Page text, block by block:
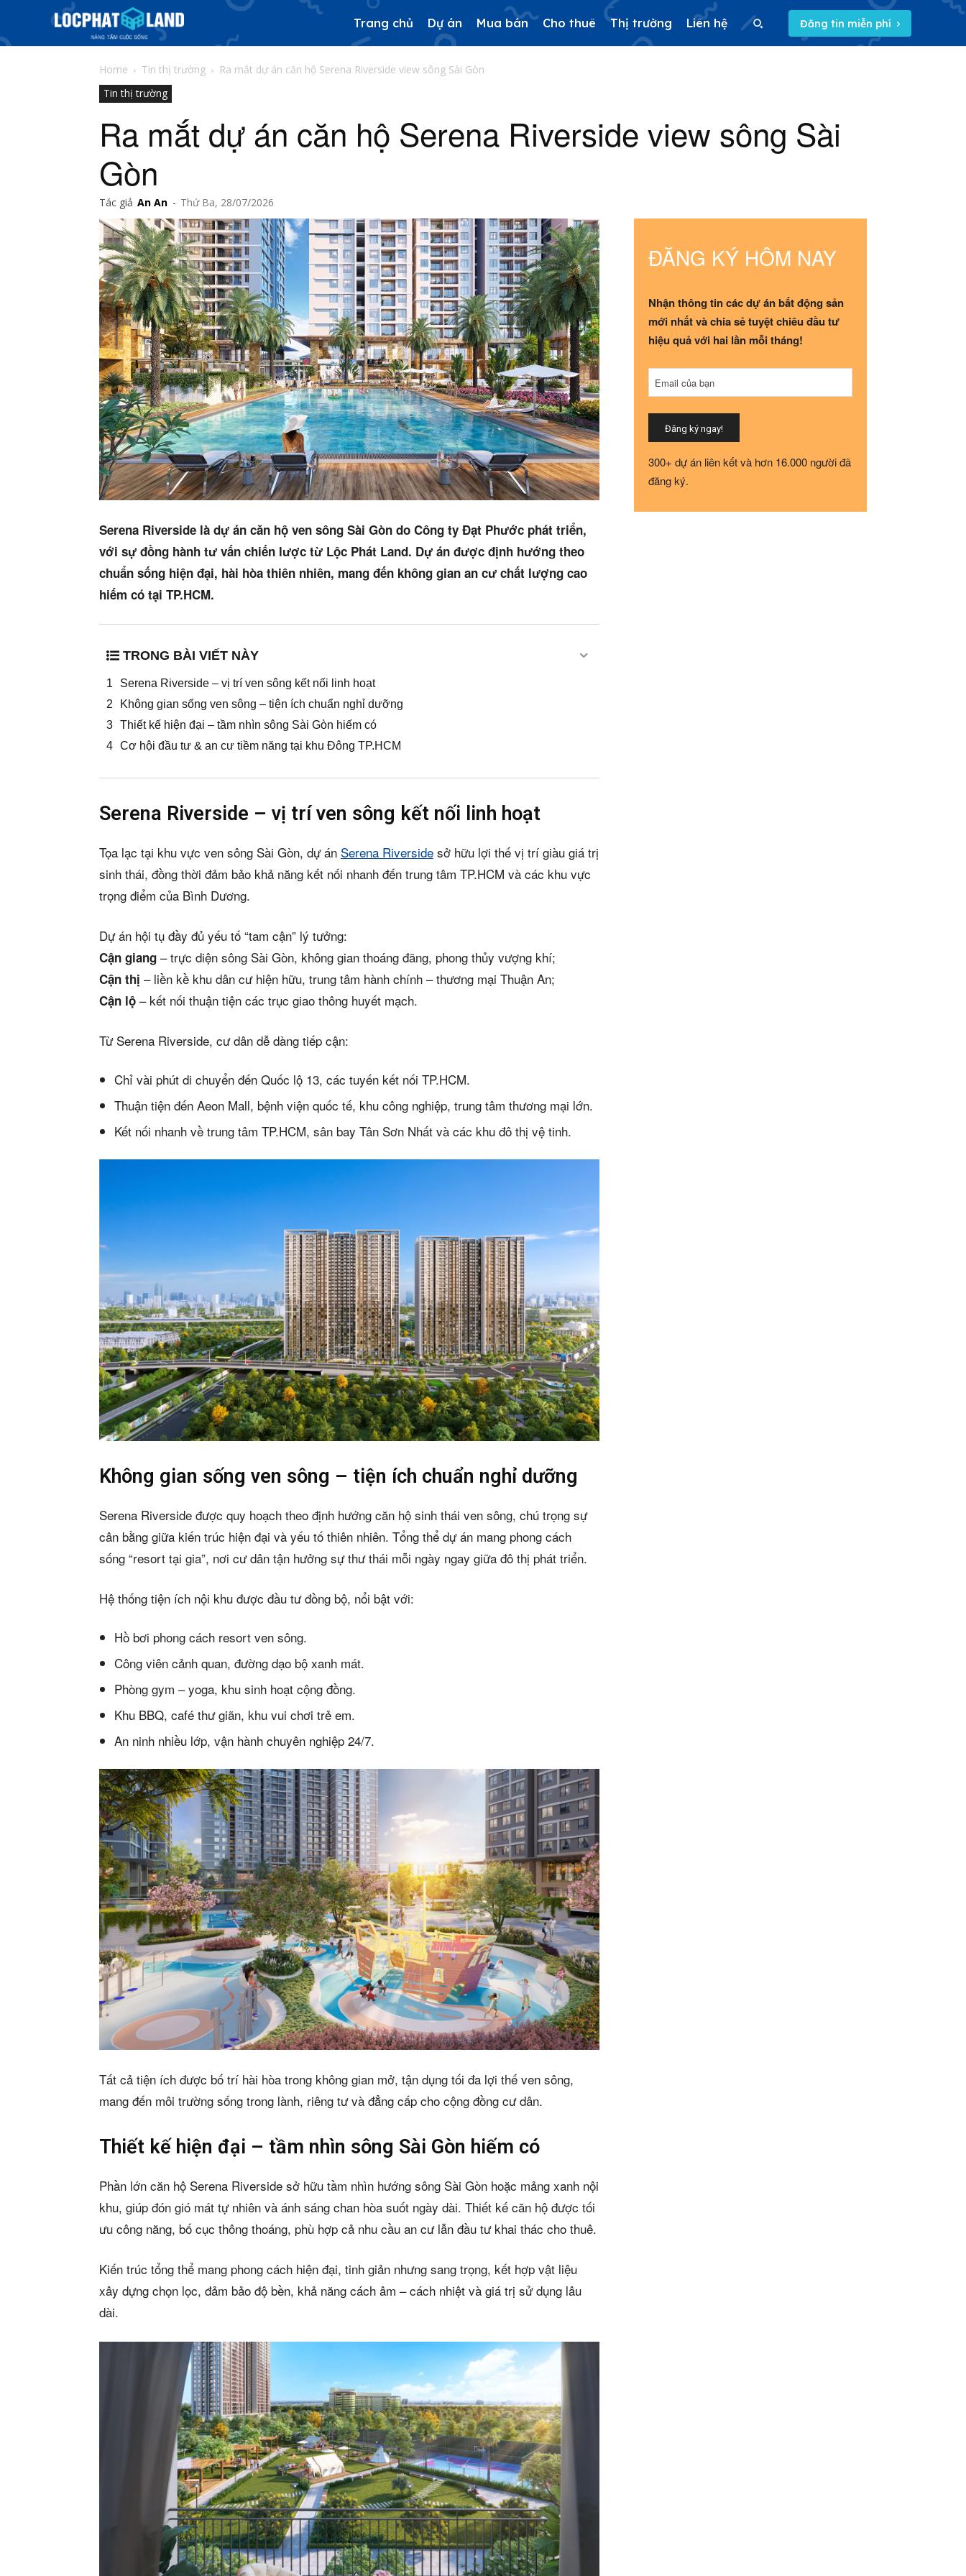
Phiên bản cập nhật V3
Trang chủ
Mua bán
Cho thuê
Liên hệ
5/5(36 Reviews)
Trang chủ Dự án Mua bán Cho thuê Thị trường Liên hệ Đăng tin miễn phí
Home Tin thị trường
Ra mắt dự án căn hộ Serena Riverside view sông Sài Gòn
Tin thị trường
Ra mắt dự án căn hộ Serena Riverside view sông Sài
Gòn
Tác giả An An - Thứ Ba, 28/07/2026
Serena Riverside là dự án căn hộ ven sông Sài Gòn do Công ty Đạt Phước phát triển,
với sự đồng hành tư vấn chiến lược từ Lộc Phát Land. Dự án được định hướng theo
chuẩn sống hiện đại, hài hòa thiên nhiên, mang đến không gian an cư chất lượng cao
hiếm có tại TP.HCM.
TRONG BÀI VIẾT NÀY
Serena Riverside – vị trí ven sông kết nối linh hoạt
Không gian sống ven sông – tiện ích chuẩn nghỉ dưỡng
Thiết kế hiện đại – tầm nhìn sông Sài Gòn hiếm có
Cơ hội đầu tư & an cư tiềm năng tại khu Đông TP.HCM
Serena Riverside – vị trí ven sông kết nối linh hoạt
Tọa lạc tại khu vực ven sông Sài Gòn, dự án Serena Riverside sở hữu lợi thế vị trí giàu giá trị
sinh thái, đồng thời đảm bảo khả năng kết nối nhanh đến trung tâm TP.HCM và các khu vực
trọng điểm của Bình Dương.
Dự án hội tụ đầy đủ yếu tố “tam cận” lý tưởng:
Cận giang – trực diện sông Sài Gòn, không gian thoáng đãng, phong thủy vượng khí;
Cận thị – liền kề khu dân cư hiện hữu, trung tâm hành chính – thương mại Thuận An;
Cận lộ – kết nối thuận tiện các trục giao thông huyết mạch.
Từ Serena Riverside, cư dân dễ dàng tiếp cận:
Chỉ vài phút di chuyển đến Quốc lộ 13, các tuyến kết nối TP.HCM.
Thuận tiện đến Aeon Mall, bệnh viện quốc tế, khu công nghiệp, trung tâm thương mại lớn.
Kết nối nhanh về trung tâm TP.HCM, sân bay Tân Sơn Nhất và các khu đô thị vệ tinh.
Không gian sống ven sông – tiện ích chuẩn nghỉ dưỡng
Serena Riverside được quy hoạch theo định hướng căn hộ sinh thái ven sông, chú trọng sự
cân bằng giữa kiến trúc hiện đại và yếu tố thiên nhiên. Tổng thể dự án mang phong cách
sống “resort tại gia”, nơi cư dân tận hưởng sự thư thái mỗi ngày ngay giữa đô thị phát triển.
Hệ thống tiện ích nội khu được đầu tư đồng bộ, nổi bật với:
Hồ bơi phong cách resort ven sông.
Công viên cảnh quan, đường dạo bộ xanh mát.
Phòng gym – yoga, khu sinh hoạt cộng đồng.
Khu BBQ, café thư giãn, khu vui chơi trẻ em.
An ninh nhiều lớp, vận hành chuyên nghiệp 24/7.
Tất cả tiện ích được bố trí hài hòa trong không gian mở, tận dụng tối đa lợi thế ven sông,
mang đến môi trường sống trong lành, riêng tư và đẳng cấp cho cộng đồng cư dân.
Thiết kế hiện đại – tầm nhìn sông Sài Gòn hiếm có
Phần lớn căn hộ Serena Riverside sở hữu tầm nhìn hướng sông Sài Gòn hoặc mảng xanh nội
khu, giúp đón gió mát tự nhiên và ánh sáng chan hòa suốt ngày dài. Thiết kế căn hộ được tối
ưu công năng, bố cục thông thoáng, phù hợp cả nhu cầu an cư lẫn đầu tư khai thác cho thuê.
Kiến trúc tổng thể mang phong cách hiện đại, tinh giản nhưng sang trọng, kết hợp vật liệu
xây dựng chọn lọc, đảm bảo độ bền, khả năng cách âm – cách nhiệt và giá trị sử dụng lâu
dài.
ĐĂNG KÝ HÔM NAY
Nhận thông tin các dự án bất động sản
mới nhất và chia sẻ tuyệt chiêu đầu tư
hiệu quả với hai lần mỗi tháng!
Address
Email của bạn
Đăng ký ngay!
300+ dự án liên kết và hơn 16.000 người đã
đăng ký.